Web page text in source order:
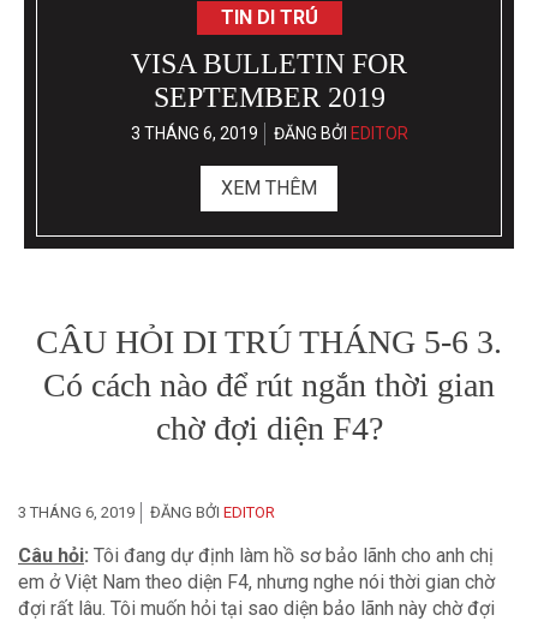
NƯỚC THỨ BA – CHƯƠNG
TRÌNH ĐẦU TƯ TẠI ĐẤT NƯỚC
XINH ĐẸP VANUATU
4 THÁNG 4, 2019 ĐĂNG BỞI EDITOR
XEM THÊM
CÂU HỎI DI TRÚ THÁNG 5-6 3.
Có cách nào để rút ngắn thời gian
chờ đợi diện F4?
3 THÁNG 6, 2019 ĐĂNG BỞI EDITOR
Câu hỏi: Tôi đang dự định làm hồ sơ bảo lãnh cho anh chị
em ở Việt Nam theo diện F4, nhưng nghe nói thời gian chờ
đợi rất lâu. Tôi muốn hỏi tại sao diện bảo lãnh này chờ đợi